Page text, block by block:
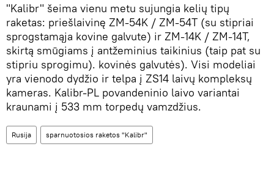
"Kalibr" šeima vienu metu sujungia kelių tipų
raketas: priešlaivinę ZM-54K / ZM-54T (su stipriai
sprogstamąja kovine galvute) ir ZM-14K / ZM-14T,
skirtą smūgiams į antžeminius taikinius (taip pat su
stipriu sprogimu). kovinės galvutės). Visi modeliai
yra vienodo dydžio ir telpa į ZS14 laivų kompleksų
kameras. Kalibr-PL povandeninio laivo variantai
kraunami į 533 mm torpedų vamzdžius.
Rusija sparnuotosios raketos "Kalibr"